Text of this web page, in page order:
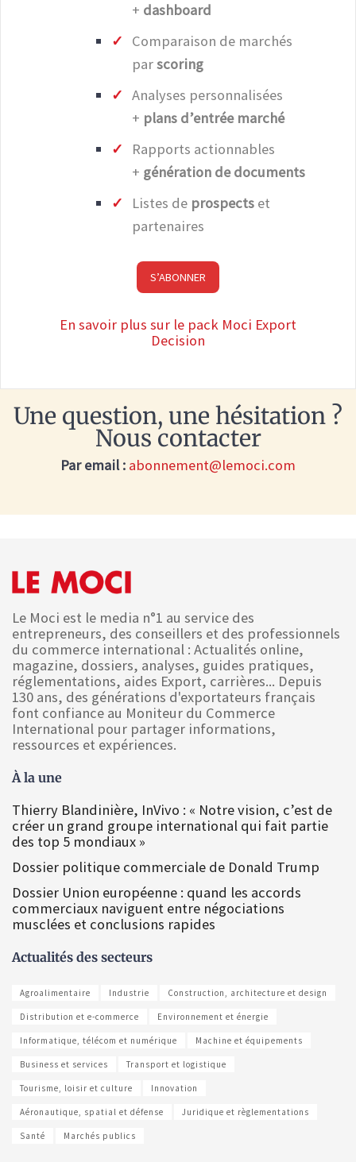
+ dashboard
Comparaison de marchés
parscoring
Analyses personnalisées
+ plans d’entrée marché
Rapports actionnables
+ génération de documents
Listes de prospectset
partenaires
S’ABONNER
En savoir plus sur le pack Moci Export
Decision
Une question, une hésitation ?
Nous contacter
Par email : abonnement@lemoci.com
Le Moci est le media n°1 au service des
entrepreneurs, des conseillers et des professionnels
du commerce international : Actualités online,
magazine, dossiers, analyses, guides pratiques,
réglementations, aides Export, carrières... Depuis
130 ans, des générations d'exportateurs français
font confiance au Moniteur du Commerce
International pour partager informations,
ressources et expériences.
À la une
Thierry Blandinière, InVivo : « Notre vision, c’est de
créer un grand groupe international qui fait partie
des top 5 mondiaux »
Dossier politique commerciale de Donald Trump
Dossier Union européenne : quand les accords
commerciaux naviguent entre négociations
musclées et conclusions rapides
Actualités des secteurs
Agroalimentaire Industrie Construction, architecture et design
Distribution et e-commerce Environnement et énergie
Informatique, télécom et numérique Machine et équipements
Business et services Transport et logistique
Tourisme, loisir et culture Innovation
Aéronautique, spatial et défense Juridique et règlementations
Santé Marchés publics